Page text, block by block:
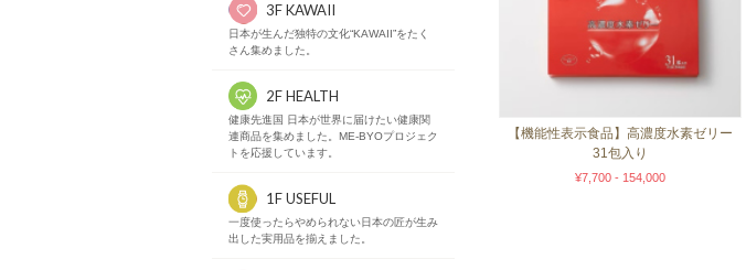
3F KAWAII
日本が生んだ独特の文化“KAWAII”をたく
さん集めました。
2F HEALTH
健康先進国 日本が世界に届けたい健康関
連商品を集めました。ME-BYOプロジェク
トを応援しています。
1F USEFUL
一度使ったらやめられない日本の匠が生み
出した実用品を揃えました。
【機能性表示食品】高濃度水素ゼリー
31包入り
¥7,700 - 154,000